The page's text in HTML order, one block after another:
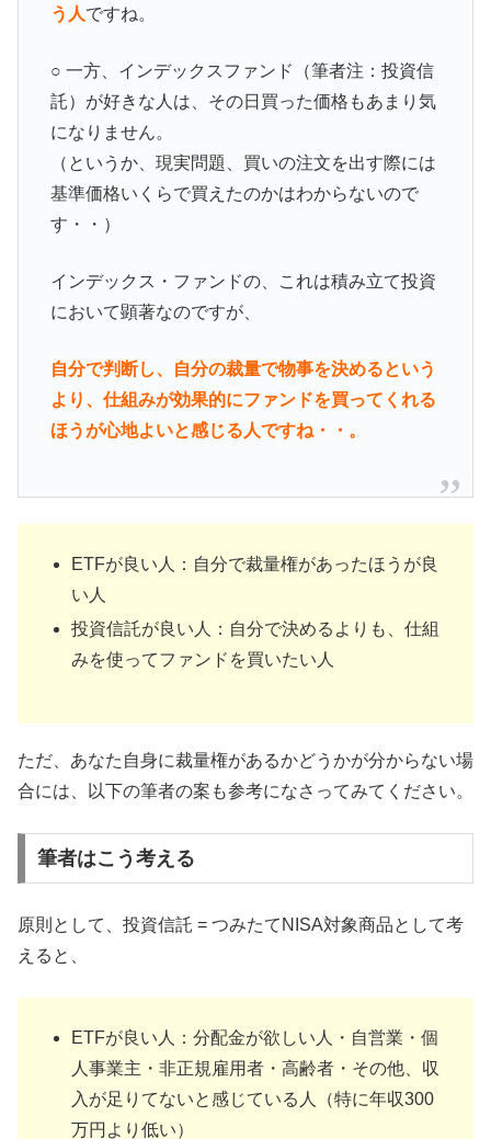
う人ですね。
○ 一方、インデックスファンド（筆者注：投資信
託）が好きな人は、その日買った価格もあまり気
になりません。
（というか、現実問題、買いの注文を出す際には
基準価格いくらで買えたのかはわからないので
す・・）
インデックス・ファンドの、これは積み立て投資
において顕著なのですが、
自分で判断し、自分の裁量で物事を決めるという
より、仕組みが効果的にファンドを買ってくれる
ほうが心地よいと感じる人ですね・・。
ETFが良い人：自分で裁量権があったほうが良
い人
投資信託が良い人：自分で決めるよりも、仕組
みを使ってファンドを買いたい人
ただ、あなた自身に裁量権があるかどうかが分からない場
合には、以下の筆者の案も参考になさってみてください。
筆者はこう考える
原則として、投資信託 = つみたてNISA対象商品として考
えると、
ETFが良い人：分配金が欲しい人・自営業・個
人事業主・非正規雇用者・高齢者・その他、収
入が足りてないと感じている人（特に年収300
万円より低い）